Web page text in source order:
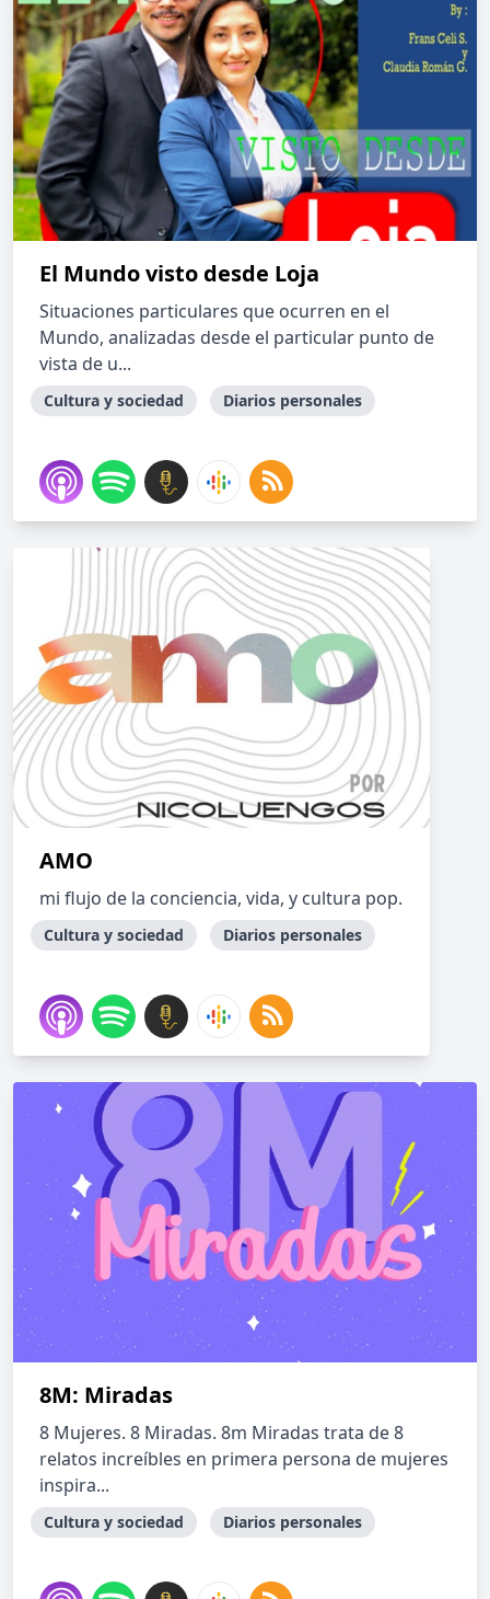
El Mundo visto desde Loja
Situaciones particulares que ocurren en el
Mundo, analizadas desde el particular punto de
vista de u...
Cultura y sociedad Diarios personales
AMO
mi flujo de la conciencia, vida, y cultura pop.
Cultura y sociedad Diarios personales
8M: Miradas
8 Mujeres. 8 Miradas. 8m Miradas trata de 8
relatos increíbles en primera persona de mujeres
inspira...
Cultura y sociedad Diarios personales